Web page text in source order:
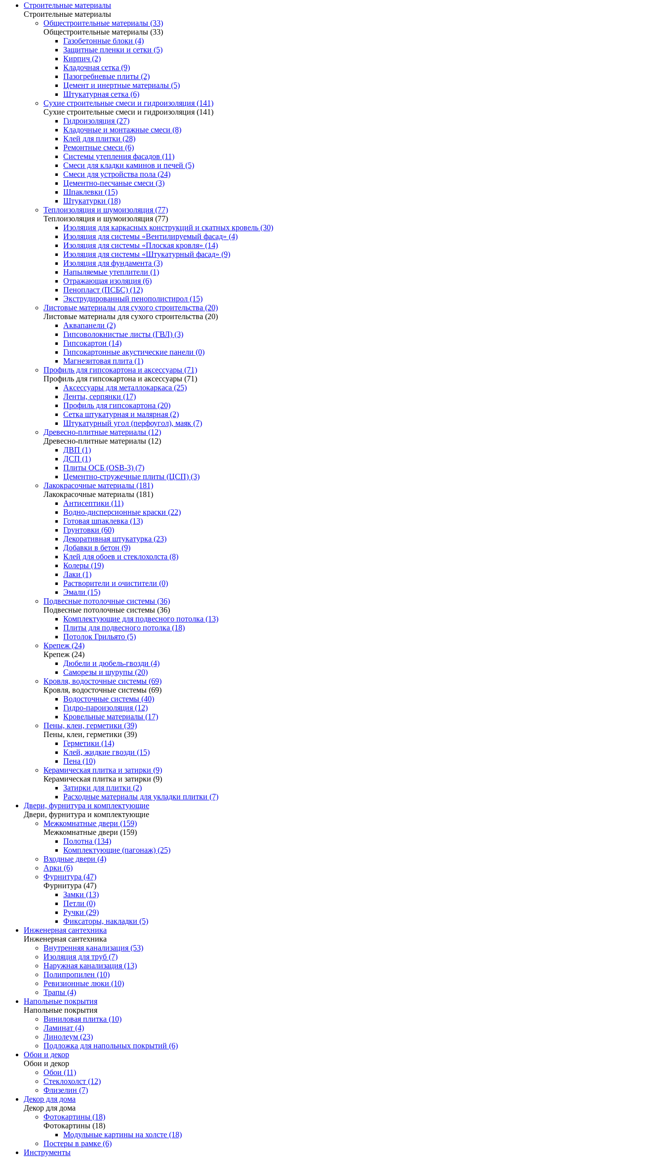
Строительные материалы
Строительные материалы
Общестроительные материалы (33)
Общестроительные материалы (33)
Газобетонные блоки (4)
Защитные пленки и сетки (5)
Кирпич (2)
Кладочная сетка (9)
Пазогребневые плиты (2)
Цемент и инертные материалы (5)
Штукатурная сетка (6)
Сухие строительные смеси и гидроизоляция (141)
Сухие строительные смеси и гидроизоляция (141)
Гидроизоляция (27)
Кладочные и монтажные смеси (8)
Клей для плитки (28)
Ремонтные смеси (6)
Системы утепления фасадов (11)
Смеси для кладки каминов и печей (5)
Смеси для устройства пола (24)
Цементно-песчаные смеси (3)
Шпаклевки (15)
Штукатурки (18)
Теплоизоляция и шумоизоляция (77)
Теплоизоляция и шумоизоляция (77)
Изоляция для каркасных конструкций и скатных кровель (30)
Изоляция для системы «Вентилируемый фасад» (4)
Изоляция для системы «Плоская кровля» (14)
Изоляция для системы «Штукатурный фасад» (9)
Изоляция для фундамента (3)
Напыляемые утеплители (1)
Отражающая изоляция (6)
Пенопласт (ПСБС) (12)
Экструдированный пенополистирол (15)
Листовые материалы для сухого строительства (20)
Листовые материалы для сухого строительства (20)
Аквапанели (2)
Гипсоволокнистые листы (ГВЛ) (3)
Гипсокартон (14)
Гипсокартонные акустические панели (0)
Магнезитовая плита (1)
Профиль для гипсокартона и аксессуары (71)
Профиль для гипсокартона и аксессуары (71)
Аксессуары для металлокаркаса (25)
Ленты, серпянки (17)
Профиль для гипсокартона (20)
Сетка штукатурная и малярная (2)
Штукатурный угол (перфоугол), маяк (7)
Древесно-плитные материалы (12)
Древесно-плитные материалы (12)
ДВП (1)
ДСП (1)
Плиты ОСБ (OSB-3) (7)
Цементно-стружечные плиты (ЦСП) (3)
Лакокрасочные материалы (181)
Лакокрасочные материалы (181)
Антисептики (11)
Водно-дисперсионные краски (22)
Готовая шпаклевка (13)
Грунтовки (60)
Декоративная штукатурка (23)
Добавки в бетон (9)
Клей для обоев и стеклохолста (8)
Колеры (19)
Лаки (1)
Растворители и очистители (0)
Эмали (15)
Подвесные потолочные системы (36)
Подвесные потолочные системы (36)
Комплектующие для подвесного потолка (13)
Плиты для подвесного потолка (18)
Потолок Грильято (5)
Крепеж (24)
Крепеж (24)
Дюбели и дюбель-гвозди (4)
Саморезы и шурупы (20)
Кровля, водосточные системы (69)
Кровля, водосточные системы (69)
Водосточные системы (40)
Гидро-пароизоляция (12)
Кровельные материалы (17)
Пены, клеи, герметики (39)
Пены, клеи, герметики (39)
Герметики (14)
Клей, жидкие гвозди (15)
Пена (10)
Керамическая плитка и затирки (9)
Керамическая плитка и затирки (9)
Затирки для плитки (2)
Расходные материалы для укладки плитки (7)
Двери, фурнитура и комплектующие
Двери, фурнитура и комплектующие
Межкомнатные двери (159)
Межкомнатные двери (159)
Полотна (134)
Комплектующие (пагонаж) (25)
Входные двери (4)
Арки (6)
Фурнитура (47)
Фурнитура (47)
Замки (13)
Петли (0)
Ручки (29)
Фиксаторы, накладки (5)
Инженерная сантехника
Инженерная сантехника
Внутренняя канализация (53)
Изоляция для труб (7)
Наружная канализация (13)
Полипропилен (10)
Ревизионные люки (10)
Трапы (4)
Напольные покрытия
Напольные покрытия
Виниловая плитка (10)
Ламинат (4)
Линолеум (23)
Подложка для напольных покрытий (6)
Обои и декор
Обои и декор
Обои (11)
Стеклохолст (12)
Флизелин (7)
Декор для дома
Декор для дома
Фотокартины (18)
Фотокартины (18)
Модульные картины на холсте (18)
Постеры в рамке (6)
Инструменты